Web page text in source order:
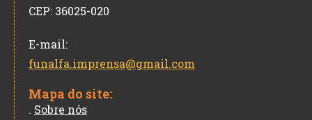
CEP: 36025-020
E-mail:
funalfa.imprensa@gmail.com
Mapa do site:
. Sobre nós